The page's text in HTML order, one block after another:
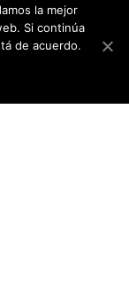
la mejor
Si continúa
de acuerdo.